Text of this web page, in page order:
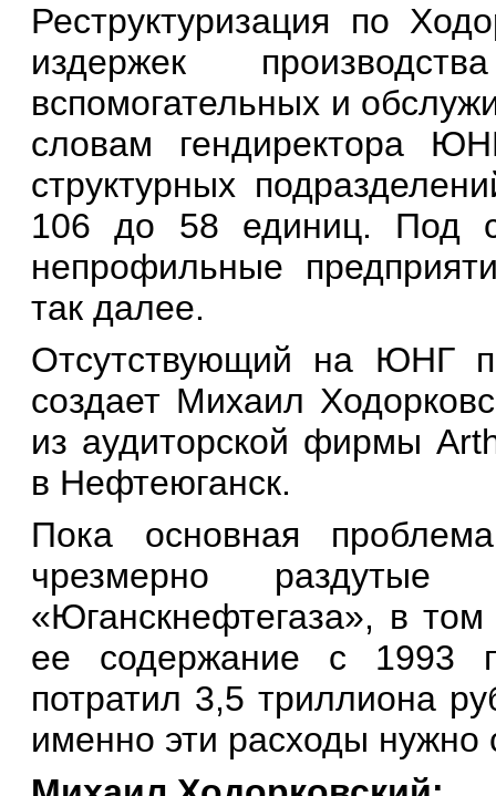
Реструктуризация по
издержек
вспомогательных и
словам гендиректора
структурных
106 до 58 единиц. Под
непрофильные
так далее.
Отсутствующий на ЮНГ
создает Михаил
из аудиторской фирмы
в Нефтеюганск.
Пока основная
чрезмерно раздутые
«Юганскнефтегаза», в
ее содержание с 1993
потратил 3,5 триллиона
именно эти расходы нужно